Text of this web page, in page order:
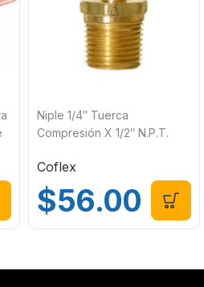
Niple 1/4″ Tuerca
Compresión X 1/2″ N.P.T.
Coflex
$56.00